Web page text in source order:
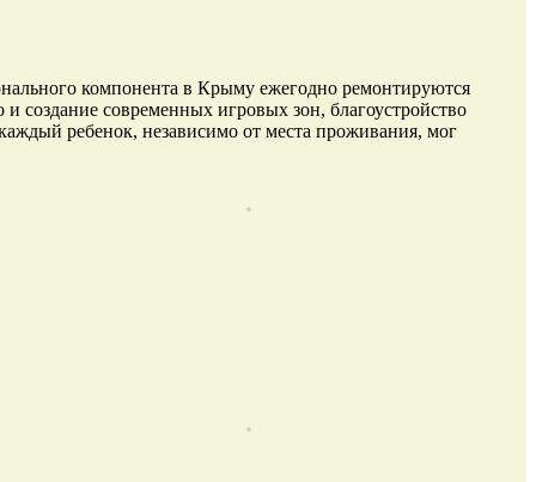
компонента в Крыму ежегодно ремонтируются
современных игровых зон, благоустройство
ребенок, независимо от места проживания, мог